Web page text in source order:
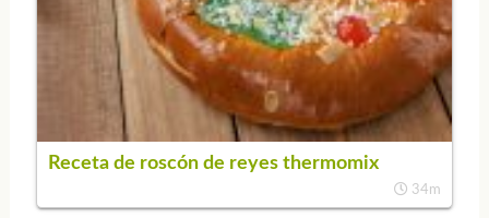
Receta de roscón de reyes thermomix
34m